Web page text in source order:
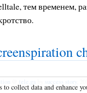
тем временем,
tele.ga success story
to collect data and enhance